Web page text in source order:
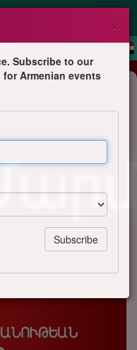
110
×
Subscribe to our
Armenian events